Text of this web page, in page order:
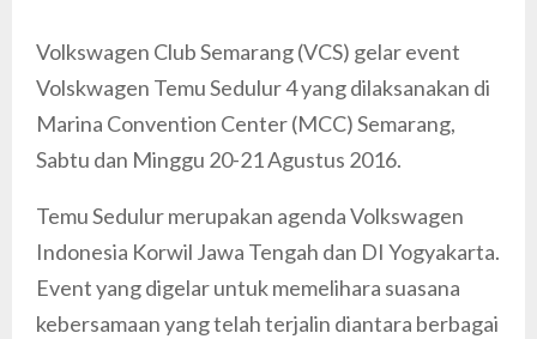
Volkswagen Club Semarang (VCS) gelar event
Volskwagen Temu Sedulur 4 yang dilaksanakan di
Marina Convention Center (MCC) Semarang,
Sabtu dan Minggu 20-21 Agustus 2016.
Temu Sedulur merupakan agenda Volkswagen
Indonesia Korwil Jawa Tengah dan DI Yogyakarta.
Event yang digelar untuk memelihara suasana
kebersamaan yang telah terjalin diantara berbagai